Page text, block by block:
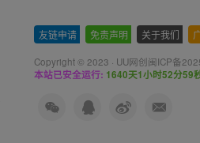
友链申请 免责声明 关于我们
Copyright © 2023 · UU网创闽ICP备
本站已安全运行: 1640天1小时53分0秒